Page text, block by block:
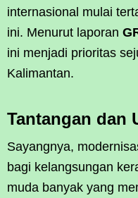
internasional mulai
ini. Menurut laporan
ini menjadi prioritas
Kalimantan.
Tantangan dan
Sayangnya,
bagi kelangsungan
muda banyak yang